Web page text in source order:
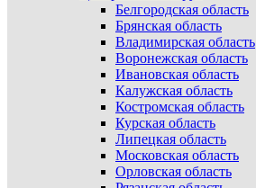
Белгородская область
Брянская область
Владимирская область
Воронежская область
Ивановская область
Калужская область
Костромская область
Курская область
Липецкая область
Московская область
Орловская область